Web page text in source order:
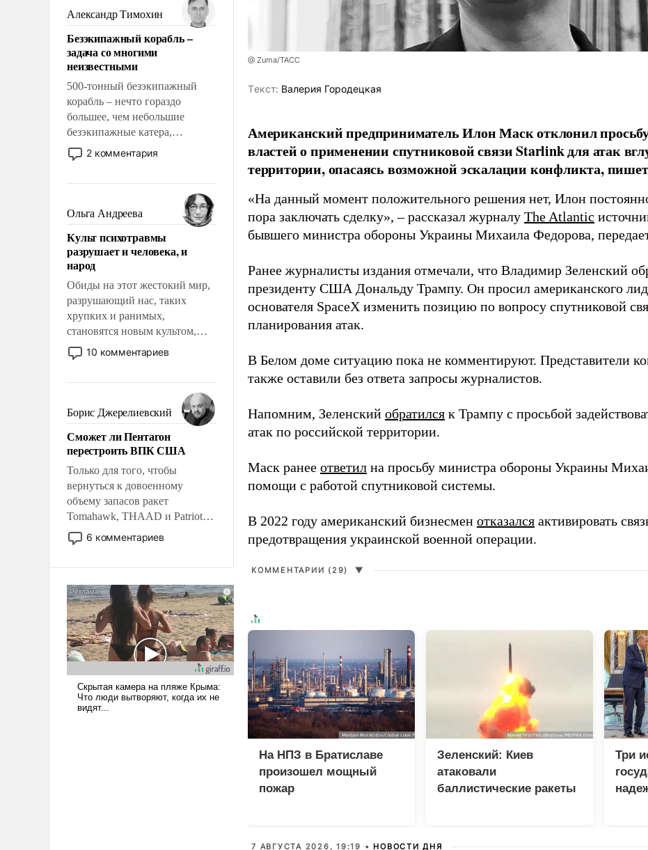
Александр Тимохин
Безэкипажный корабль –
задача со многими
неизвестными
500-тонный безэкипажный
корабль – нечто гораздо
большее, чем небольшие
безэкипажные катера,
применение которых уже
стало обыденностью. Задача по
сложна и амбициозна. Однако
и ее реализация радикально
поднимет наши боевые
возможности.
2 комментария
Ольга Андреева
Культ психотравмы
разрушает и человека, и
народ
Обиды на этот жестокий мир,
разрушающий нас, таких
хрупких и ранимых,
становятся новым культом,
постепенно вытесняя и
отменяя традиционное
мужественным и твердым под
ударами судьбы, брать на себя
ответственность, помогать
слабым, идти вперед и
адаптироваться.
10 комментариев
Борис Джерелиевский
Сможет ли Пентагон
перестроить ВПК США
Только для того, чтобы
вернуться к довоенному
объему запасов ракет
Tomahawk, THAAD и Patriot
США потребуется более трех
лет. Даже небольшая война с
Сложившаяся ситуация
означает многолетний период
уязвимости США, например,
перед Китаем.
6 комментариев
@ Zuma/ТАСС
Tекст: Валерия Городецкая
Американский предприниматель Илон Маск отклонил
властей о применении спутниковой связи Starlink для атак
территории, опасаясь возможной эскалации конфликта,
«На данный момент положительного решения нет, Илон
пора заключать сделку», – рассказал журналу The Atlantic
бывшего министра обороны Украины Михаила Федорова,
Ранее журналисты издания отмечали, что Владимир Зеленский
президенту США Дональду Трампу. Он просил американского
основателя SpaceX изменить позицию по вопросу спутниковой
планирования атак.
В Белом доме ситуацию пока не комментируют. Представители
также оставили без ответа запросы журналистов.
Напомним, Зеленский обратился к Трампу с просьбой
атак по российской территории.
Маск ранее ответил на просьбу министра обороны Украины
помощи с работой спутниковой системы.
В 2022 году американский бизнесмен отказался активировать
предотвращения украинской военной операции.
КОММЕНТАРИИ (29) ▼
На НПЗ в Братиславе
произошел мощный
пожар
Зеленский: Киев
атаковали
баллистические ракеты
Три
7 АВГУСТА 2026, 19:19 • НОВОСТИ ДНЯ